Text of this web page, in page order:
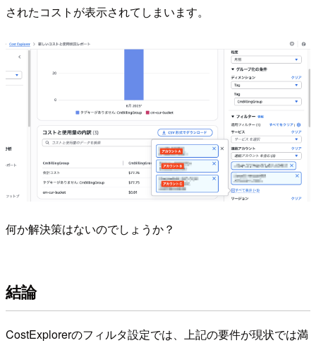
されたコストが表示されてしまいます。
何か解決策はないのでしょうか？
結論
CostExplorerのフィルタ設定では、上記の要件が現状では満